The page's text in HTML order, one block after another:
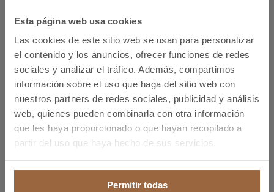
Esta página web usa cookies
Las cookies de este sitio web se usan para personalizar
el contenido y los anuncios, ofrecer funciones de redes
sociales y analizar el tráfico. Además, compartimos
información sobre el uso que haga del sitio web con
nuestros partners de redes sociales, publicidad y análisis
web, quienes pueden combinarla con otra información
que les haya proporcionado o que hayan recopilado a
partir del uso que haya hecho de sus servicios.
Permitir todas
en aumento, ofreciendo soluciones eficientes y
económicas para la producción de alta precisión.
En Bronmetal contamos con barras en diferentes
calidades -barra de aluminio, barra de latón y barra
de bronce-, además de aleaciones de cobre, para
que puedas aplicar en los procesos de decoletaje.
En este sentido, las barras tienen varias
implicaciones que afectan tanto a la eficiencia de la
producción como a la calidad de las piezas
Barra de latón
Aleaciones